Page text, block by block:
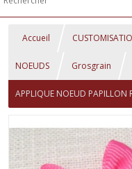
Accueil
NOEUDS Grosgrain
APPLIQUE NOEUD PAPILLON